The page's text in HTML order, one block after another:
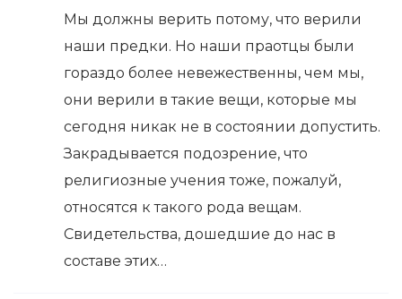
Мы должны верить потому, что верили
наши предки. Но наши праотцы были
гораздо более невежественны, чем мы,
они верили в такие вещи, которые мы
сегодня никак не в состоянии допустить.
Закрадывается подозрение, что
религиозные учения тоже, пожалуй,
относятся к такого рода вещам.
Свидетельства, дошедшие до нас в
составе этих…